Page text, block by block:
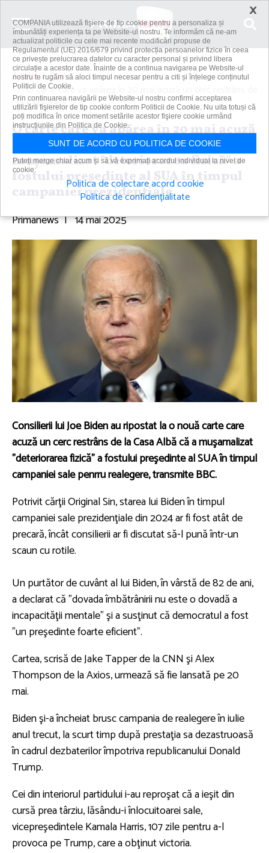
Acasă
Știri
O carte care va apărea în 20 mai acuză un cerc restrâns de
la Casa Albă...
O carte care va apărea în 20 mai acuză
un cerc restrâns de la Casa Albă că a
muşamalizat "deteriorarea fizică" a
fostului preşedinte al SUA în timpul
campaniei prezidenţiale
Primanews | 14 mai 2025
Consilierii lui Joe Biden au ripostat la o nouă carte care
acuză un cerc restrâns de la Casa Albă că a muşamalizat
"deteriorarea fizică" a fostului preşedinte al SUA în timpul
campaniei sale penrru realegere, transmite BBC.
Potrivit cărţii Original Sin, starea lui Biden în timpul
campaniei sale prezidenţiale din 2024 ar fi fost atât de
precară, încât consilierii ar fi discutat să-l pună într-un
scaun cu rotile.
Un purtător de cuvânt al lui Biden, în vârstă de 82 de ani,
a declarat că "dovada îmbătrânirii nu este o dovadă a
incapacităţii mentale" şi a susţinut că democratul a fost
"un preşedinte foarte eficient".
Cartea, scrisă de Jake Tapper de la CNN şi Alex
Thompson de la Axios, urmează să fie lansată pe 20
mai.
Biden şi-a încheiat brusc campania de realegere în iulie
anul trecut, la scurt timp după prestaţia sa dezastruoasă
în cadrul dezbaterilor împotriva republicanului Donald
Trump.
Cei din interiorul partidului i-au reproşat că a ieşit din
cursă prea târziu, lăsându-i înlocuitoarei sale,
vicepreşedintele Kamala Harris, 107 zile pentru a-l
provoca pe Trump, care a obţinut victoria.
×
COMPANIA utilizează fişiere de tip cookie pentru a personaliza și
îmbunătăți experiența ta pe Website-ul nostru. Te informăm că ne-am
actualizat politicile cu cele mai recente modificări propuse de
Regulamentul (UE) 2016/679 privind protecția persoanelor fizice în ceea
ce privește prelucrarea datelor cu caracter personal și privind libera
circulație a acestor date. Înainte de a continua navigarea pe Website-ul
nostru te rugăm să aloci timpul necesar pentru a citi și înțelege conținutul
Politicii de Cookie.
Prin continuarea navigării pe Website-ul nostru confirmi acceptarea
utilizării fişierelor de tip cookie conform Politicii de Cookie. Nu uita totuși că
poți modifica în orice moment setările acestor fişiere cookie urmând
instrucțiunile din Politica de Cookie.
SUNT DE ACORD CU POLITICA DE COOKIE
Puteți merge chiar acum și să vă exprimați acordul individual la nivel de
cookie:
Politica de colectare acord cookie
Politica de confidențialitate